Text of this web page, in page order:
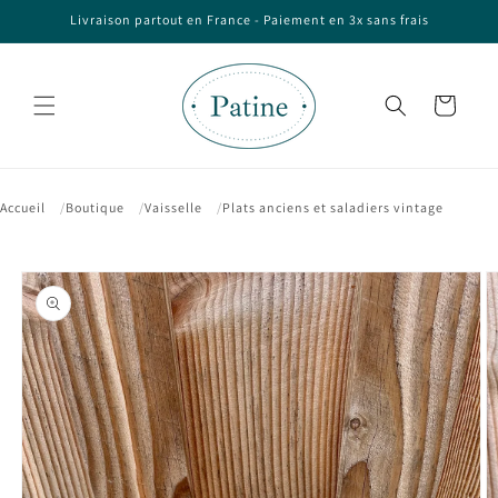
et passerLivraison partout en France - Paiement en 3x sans frais
Panier
Accueil Boutique Vaisselle Plats anciens et saladiers vintage
Passer aux
informations
produits